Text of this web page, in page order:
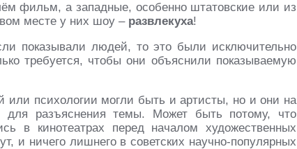
фильм, а западные, особенно штатовские или из
месте у них шоу – развлекуха!
показывали людей, то это были исключительно
требуется, чтобы они объяснили показываемую
психологии могли быть и артисты, но и они на
для разъяснения темы. Может быть потому, что
в кинотеатрах перед началом художественных
и ничего лишнего в советских научно-популярных